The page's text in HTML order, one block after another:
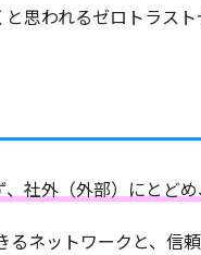
思われるゼロトラスト
社外（外部）にとど
ネットワークと、信